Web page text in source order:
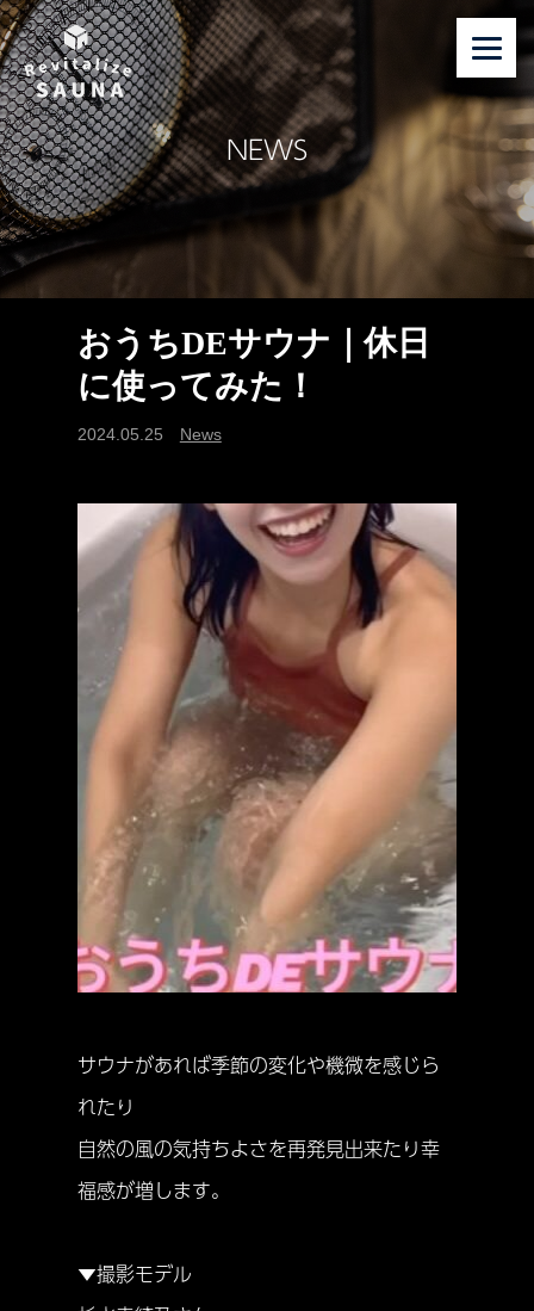
NEWS
おうちDEサウナ｜休日
に使ってみた！
2024.05.25 News
サウナがあれば季節の変化や機微を感じら
れたり
自然の風の気持ちよさを再発見出来たり幸
福感が増します。
▼撮影モデル